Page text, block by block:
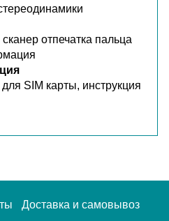
отпечатка пальца
SIM карты, инструкция
Доставка и самовывоз